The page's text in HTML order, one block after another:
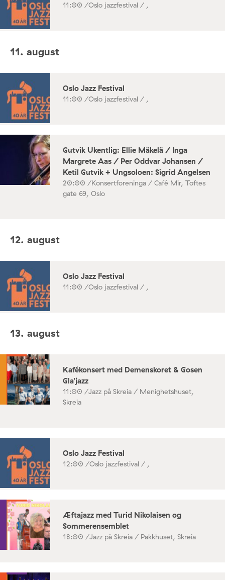
11:00 /Oslo jazzfestival / ,
11. august
Oslo Jazz Festival
11:00 /Oslo jazzfestival / ,
Gutvik Ukentlig: Ellie Mäkelä / Inga
Margrete Aas / Per Oddvar Johansen /
Ketil Gutvik + Ungsoloen: Sigrid Angelsen
20:00 /Konsertforeninga / Café Mir, Toftes
gate 69, Oslo
12. august
Oslo Jazz Festival
11:00 /Oslo jazzfestival / ,
13. august
Kafékonsert med Demenskoret & Gosen
Gla’jazz
11:00 /Jazz på Skreia / Menighetshuset,
Skreia
Oslo Jazz Festival
12:00 /Oslo jazzfestival / ,
Æftajazz med Turid Nikolaisen og
Sommerensemblet
18:00 /Jazz på Skreia / Pakkhuset, Skreia